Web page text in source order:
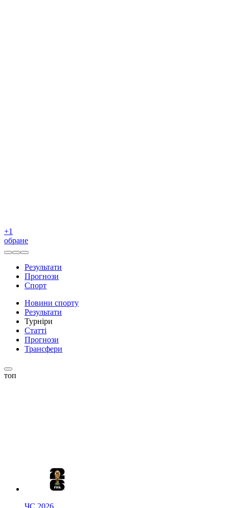
+1
обране
Результати
Прогнози
Спорт
Новини спорту
Результати
Турніри
Статті
Прогнози
Трансфери
топ
ЧС 2026